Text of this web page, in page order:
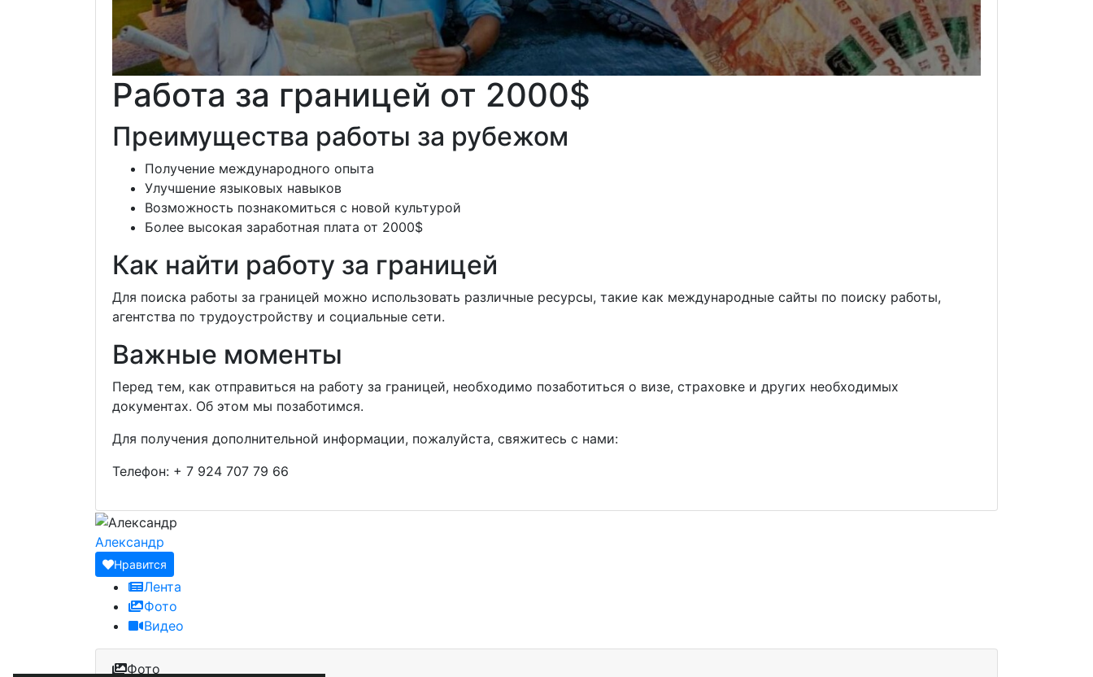
Работа за границей от 2000$
Преимущества работы за рубежом
Получение международного опыта
Улучшение языковых навыков
Возможность познакомиться с новой культурой
Более высокая заработная плата от 2000$
Как найти работу за границей
Для поиска работы за границей можно использовать различные ресурсы, такие как международные сайты по поиску работы,
агентства по трудоустройству и социальные сети.
Важные моменты
Перед тем, как отправиться на работу за границей, необходимо позаботиться о визе, страховке и других необходимых
документах. Об этом мы позаботимся.
Для получения дополнительной информации, пожалуйста, свяжитесь с нами:
Телефон: + 7 924 707 79 66
Александр
Нравится
Лента
Фото
Видео
Фото